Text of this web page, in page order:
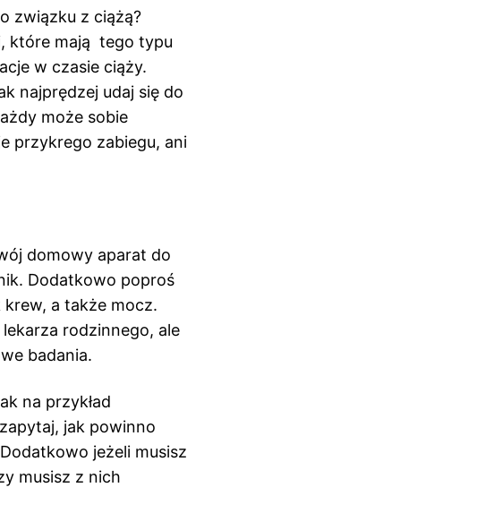
związku z ciążą?
które mają tego typu
w czasie ciąży.
najprędzej udaj się do
może sobie
przykrego zabiegu, ani
domowy aparat do
Dodatkowo poproś
a także mocz.
rodzinnego, ale
badania.
na przykład
jak powinno
jeżeli musisz
musisz z nich